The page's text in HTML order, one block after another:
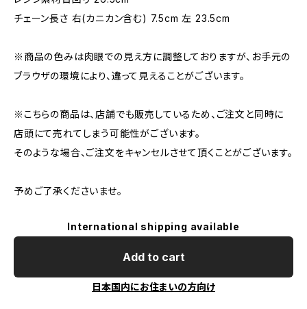
チェーン長さ 右(カニカン含む) 7.5cm 左 23.5cm
※商品の色みは肉眼での見え方に調整しておりますが、お手元の
ブラウザの環境により、違って見えることがございます。
※こちらの商品は、店舗でも販売しているため、ご注文と同時に
店頭にて売れてしまう可能性がございます。
そのような場合、ご注文をキャンセルさせて頂くことがございます。
予めご了承くださいませ。
International shipping available
Add to cart
日本国内にお住まいの方向け